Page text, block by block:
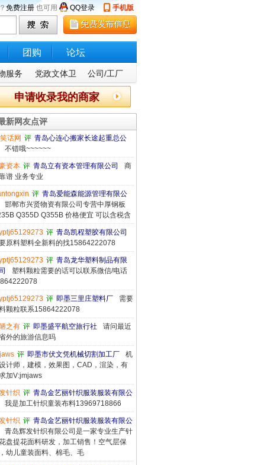
免费注册 也可用 QQ登录 手机版
团购 论坛
服务 党政文体卫 公司/工厂
申请收录我的商家
新网友点评
话网 评 青岛心连心搬家长途起重总公
不错哦~~~~~~
资本 评 青岛立有资本管理有限公司
商
谱 业务专业
评 青岛爱能森能源管理有限公
邯郸市兴贤物资有限公司专营中厚钢板
Q355D Q355B 价格便宜 可以含税含
评 青岛凯程塑胶有限公司
原料塑料全新料的找15864222078
评 青岛龙华塑料制品有限
塑料颗粒需要的话可以联系微信/电话
评 即墨三里庄塑料厂
需要
颗粒联系15864222078
之有 评 即墨盛平航空旅行社
请问最近
外的旅游信息吗
评 即墨市伏文凭机械切割加工厂
机
计师，建模，效果图，CAD，渲染，有
加V:jmjaws
针织 评 青岛金艺丽针织服装服装有限公
我是加工针织童装布料13969718866
针织 评 青岛金艺丽针织服装服装有限公
青岛辉发针织有限公司是一家专业生产针
盘提花面料研发，加工销售！空气层保
幼儿童装面料、棉毛、毛